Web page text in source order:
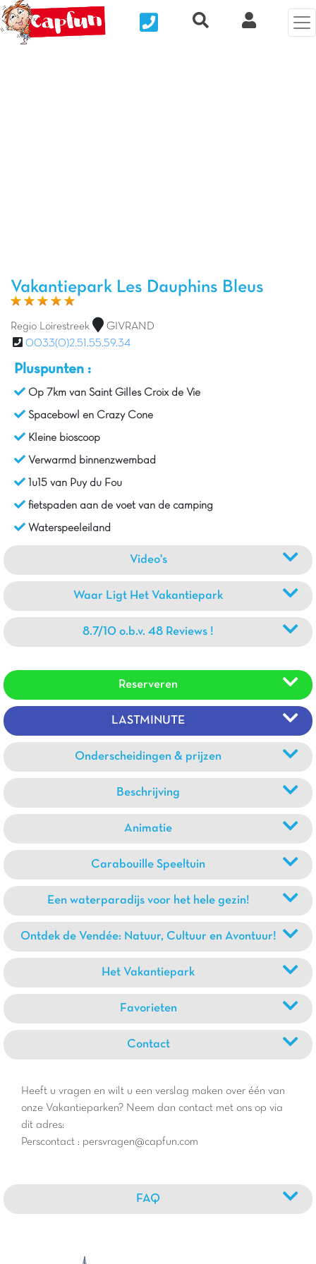
Nous contacterRecherche rapide
Mijn Clix
Vakantiepark Les Dauphins Bleus
Regio Loirestreek
GIVRAND
0033(0)2.51.55.59.34
Pluspunten :
Op 7km van Saint Gilles Croix de Vie
Spacebowl en Crazy Cone
Kleine bioscoop
Verwarmd binnenzwembad
1u15 van Puy du Fou
fietspaden aan de voet van de camping
Waterspeeleiland
Video's
Waar Ligt Het Vakantiepark
8.7/10 o.b.v. 48 Reviews !
Reserveren
LASTMINUTE
Onderscheidingen & prijzen
Beschrijving
Animatie
Carabouille Speeltuin
Een waterparadijs voor het hele gezin!
Ontdek de Vendée: Natuur, Cultuur en Avontuur!
Het Vakantiepark
Favorieten
Contact
Heeft u vragen en wilt u een verslag maken over één van
onze Vakantieparken? Neem dan contact met ons op via
dit adres:
Perscontact : persvragen@capfun.com
FAQ